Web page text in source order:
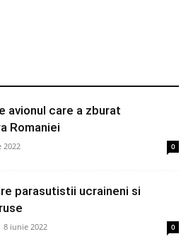
avionul care a zburat
Romaniei
2022 0
parasutistii ucraineni si
8 iunie 2022 0